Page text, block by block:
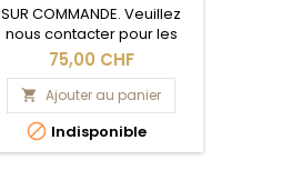
SUR COMMANDE. Veuillez
nous contacter pour les
délais de livraison.
75,00 CHF
 Ajouter au panier
 Indisponible